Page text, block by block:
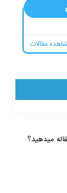
مقالات
میدهید؟